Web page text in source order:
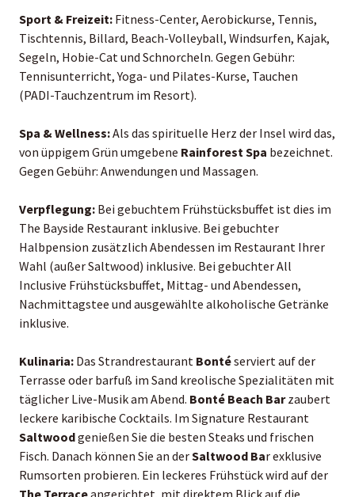
Sport & Freizeit: Fitness-Center, Aerobickurse, Tennis,
Tischtennis, Billard, Beach-Volleyball, Windsurfen, Kajak,
Segeln, Hobie-Cat und Schnorcheln. Gegen Gebühr:
Tennisunterricht, Yoga- und Pilates-Kurse, Tauchen
(PADI-Tauchzentrum im Resort).
Spa & Wellness:Als das spirituelle Herz der Insel wird das,
von üppigem Grün umgebene Rainforest Spa bezeichnet.
Gegen Gebühr: Anwendungen und Massagen.
Verpflegung: Bei gebuchtem Frühstücksbuffet ist dies im
The Bayside Restaurant inklusive. Bei gebuchter
Halbpension zusätzlich Abendessen im Restaurant Ihrer
Wahl (außer Saltwood) inklusive. Bei gebuchter All
Inclusive Frühstücksbuffet, Mittag- und Abendessen,
Nachmittagstee und ausgewählte alkoholische Getränke
inklusive.
Kulinaria: Das Strandrestaurant Bontéserviert auf der
Terrasse oder barfuß im Sand kreolische Spezialitäten mit
täglicher Live-Musik am Abend. Bonté Beach Barzaubert
leckere karibische Cocktails. Im Signature Restaurant
Saltwoodgenießen Sie die besten Steaks und frischen
Fisch. Danach können Sie an derSaltwood Bar exklusive
Rumsorten probieren. Ein leckeres Frühstück wird auf der
The Terraceangerichtet, mit direktem Blick auf die